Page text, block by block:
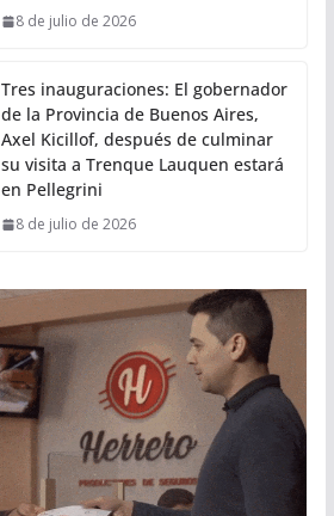
8 de julio de 2026
Tres inauguraciones: El gobernador
de la Provincia de Buenos Aires,
Axel Kicillof, después de culminar
su visita a Trenque Lauquen estará
en Pellegrini
8 de julio de 2026